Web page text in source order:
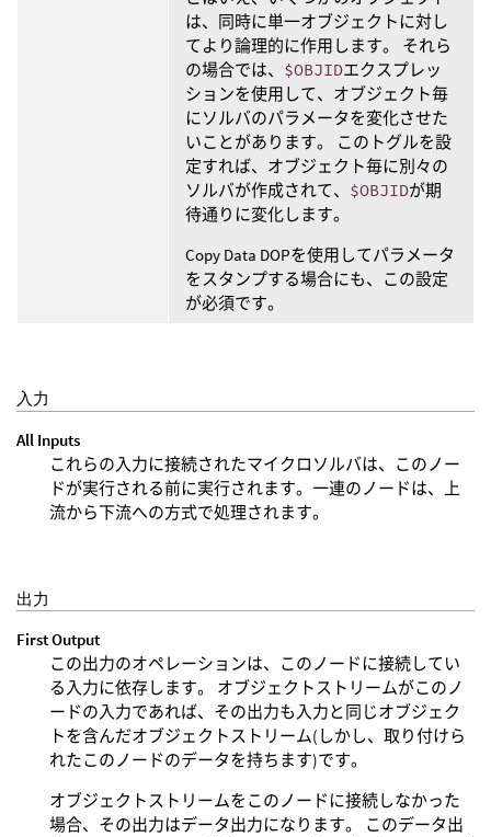
は、同時に単一オブジェクトに対し
てより論理的に作用します。 それら
の場合では、 $OBJIDエクスプレッ
ションを使用して、オブジェクト毎
にソルバのパラメータを変化させた
いことがあります。 このトグルを設
定すれば、オブジェクト毎に別々の
ソルバが作成されて、 $OBJIDが期
待通りに変化します。
Copy Data DOPを使用してパラメータ
をスタンプする場合にも、この設定
が必須です。
入力
All Inputs
これらの入力に接続されたマイクロソルバは、このノー
ドが実行される前に実行されます。一連のノードは、上
流から下流への方式で処理されます。
出力
First Output
この出力のオペレーションは、このノードに接続してい
る入力に依存します。 オブジェクトストリームがこのノ
ードの入力であれば、その出力も入力と同じオブジェク
トを含んだオブジェクトストリーム(しかし、取り付けら
れたこのノードのデータを持ちます)です。
オブジェクトストリームをこのノードに接続しなかった
場合、その出力はデータ出力になります。 このデータ出